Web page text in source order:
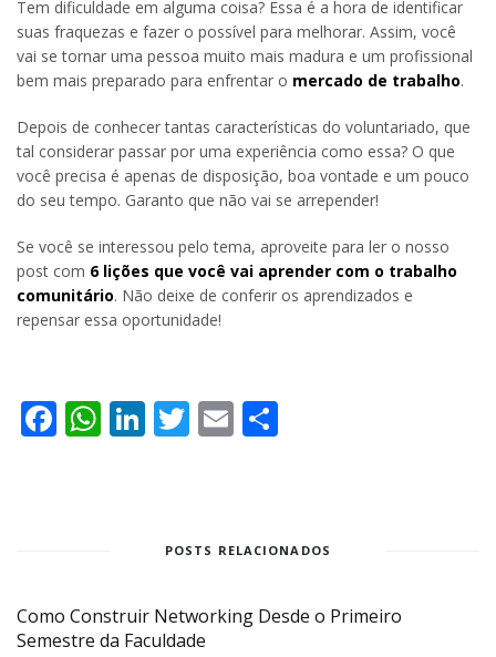
Tem dificuldade em alguma coisa? Essa é a hora de identificar
suas fraquezas e fazer o possível para melhorar. Assim, você
vai se tornar uma pessoa muito mais madura e um profissional
bem mais preparado para enfrentar o mercado de trabalho.
Depois de conhecer tantas características do voluntariado, que
tal considerar passar por uma experiência como essa? O que
você precisa é apenas de disposição, boa vontade e um pouco
do seu tempo. Garanto que não vai se arrepender!
Se você se interessou pelo tema, aproveite para ler o nosso
post com 6 lições que você vai aprender com o trabalho
comunitário. Não deixe de conferir os aprendizados e
repensar essa oportunidade!
Facebook
WhatsApp
LinkedIn
Twitter
Email
POSTS RELACIONADOS
Como Construir Networking Desde o Primeiro
Semestre da Faculdade